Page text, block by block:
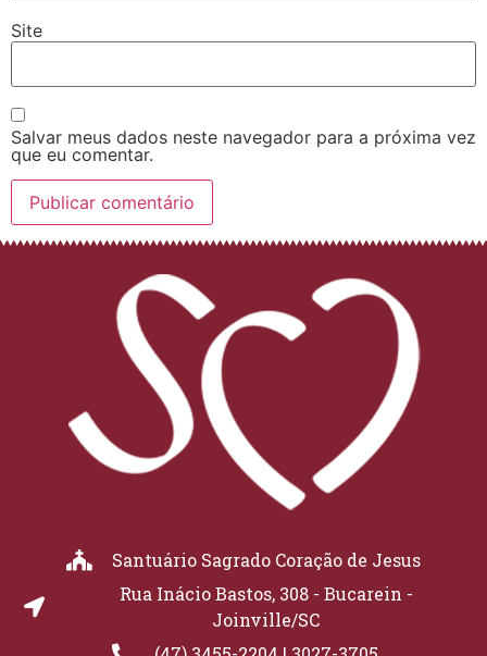
Site
Salvar meus dados neste navegador para a próxima vez
que eu comentar.
Santuário Sagrado Coração de Jesus
Rua Inácio Bastos, 308 - Bucarein -
Joinville/SC